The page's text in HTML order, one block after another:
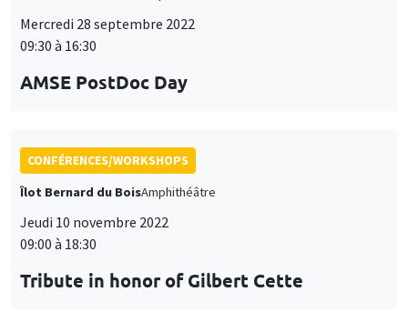
Mercredi 28 septembre 2022
09:30 à 16:30
AMSE PostDoc Day
CONFÉRENCES/WORKSHOPS
Îlot Bernard du BoisAmphithéâtre
Jeudi 10 novembre 2022
09:00 à 18:30
Tribute in honor of Gilbert Cette